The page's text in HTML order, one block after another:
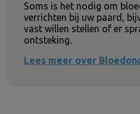
Soms is het nodig om
verrichten bij uw paard,
vast willen stellen of er
ontsteking.
Lees meer over